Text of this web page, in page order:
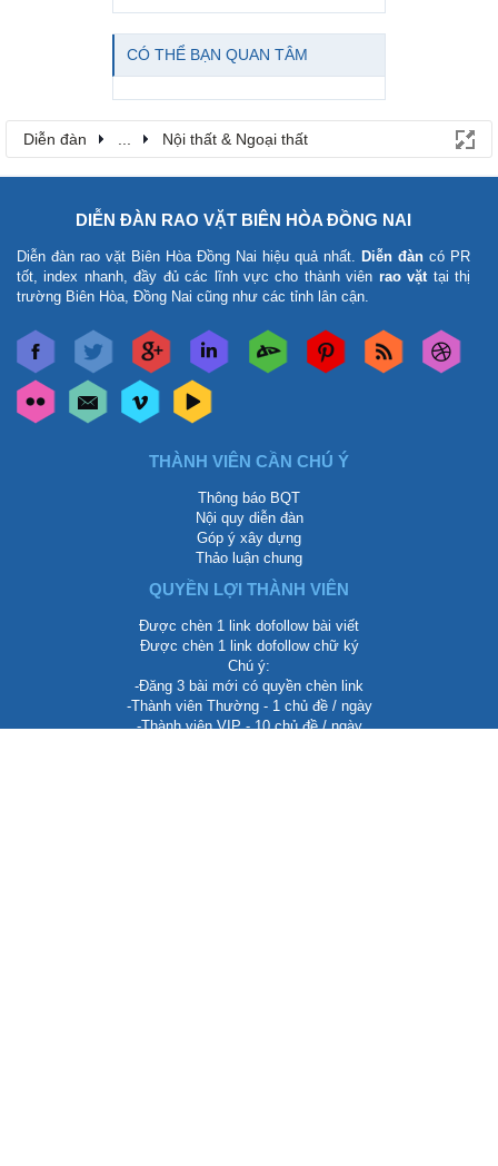
CÓ THỂ BẠN QUAN TÂM
Diễn đàn Nội thất & Ngoại thất
DIỄN ĐÀN RAO VẶT BIÊN HÒA ĐỒNG NAI
Diễn đàn rao vặt Biên Hòa Đồng Nai hiệu quả nhất. Diễn đàn có PR
tốt, index nhanh, đầy đủ các lĩnh vực cho thành viên rao vặt tại thị
trường Biên Hòa, Đồng Nai cũng như các tỉnh lân cận.
THÀNH VIÊN CẦN CHÚ Ý
Thông báo BQT
Nội quy diễn đàn
Góp ý xây dựng
Thảo luận chung
QUYỀN LỢI THÀNH VIÊN
Được chèn 1 link dofollow bài viết
Được chèn 1 link dofollow chữ ký
Chú ý:
-Đăng 3 bài mới có quyền chèn link
-Thành viên Thường - 1 chủ đề / ngày
-Thành viên VIP - 10 chủ đề / ngày